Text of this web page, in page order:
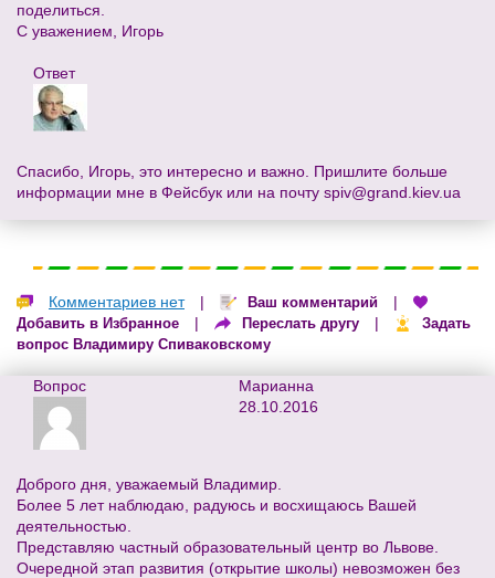
поделиться.
С уважением, Игорь
Ответ
Спасибо, Игорь, это интересно и важно. Пришлите больше
информации мне в Фейсбук или на почту spiv@grand.kiev.ua
Комментариев нет | Ваш комментарий |
Добавить в Избранное | Переслать другу |
Задать
вопрос Владимиру Спиваковскому
Вопрос
Марианна
28.10.2016
Доброго дня, уважаемый Владимир.
Более 5 лет наблюдаю, радуюсь и восхищаюсь Вашей
деятельностью.
Представляю частный образовательный центр во Львове.
Очередной этап развития (открытие школы) невозможен без